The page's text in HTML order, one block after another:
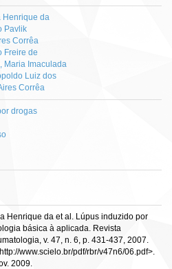
Henrique da
Pavlik
Corrêa
Freire de
Maria Imaculada
Luiz dos
Corrêa
drogas
Henrique da et al. Lúpus induzido por
básica à aplicada. Revista
v. 47, n. 6, p. 431-437, 2007.
www.scielo.br/pdf/rbr/v47n6/06.pdf>.
2009.